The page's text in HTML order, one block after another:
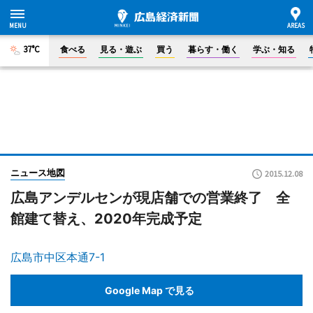
37°C 食べる 見る・遊ぶ 買う 暮らす・働く 学ぶ・知る
ニュース地図 2015.12.08
広島アンデルセンが現店舗での営業終了 全
館建て替え、2020年完成予定
広島市中区本通7-1
Google Map で見る